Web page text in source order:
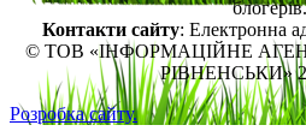
блогерів.
Контакти сайту: Електронна
© ТОВ «ІНФОРМАЦІЙНЕ
РІВНЕНСЬКИ»
Розробка сайту.